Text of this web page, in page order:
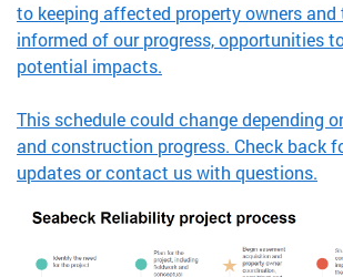
to keeping affected property owners
informed of our progress, opportunities
potential impacts.
This schedule could change depending
and construction progress. Check back
updates or contact us with questions.